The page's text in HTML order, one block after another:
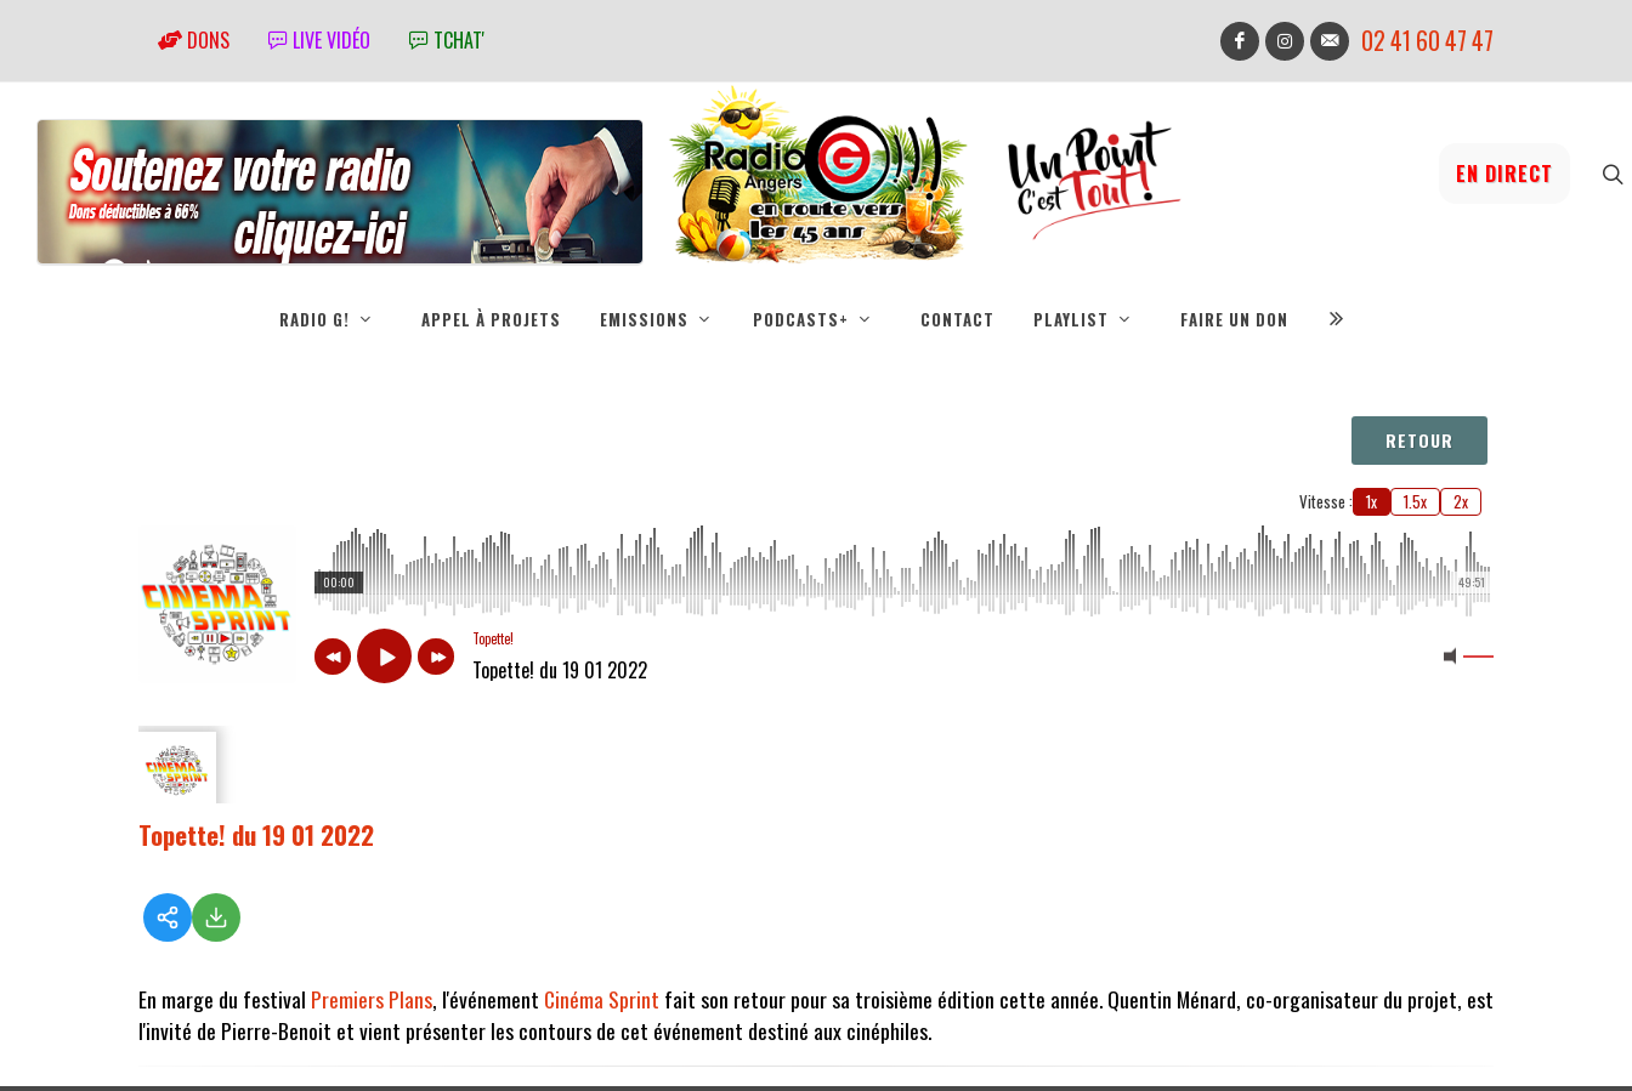
DONS LIVE VIDÉO TCHAT' 02 41 60 47 47
EN DIRECT
RADIO G! APPEL À PROJETS EMISSIONS PODCASTS+ CONTACT PLAYLIST FAIRE UN DON
RETOUR
Vitesse : 1x 1.5x 2x
49:51
00:00
Topette!
Topette! du 19 01 2022
Topette! du 19 01 2022
En marge du festival Premiers Plans, l'événement Cinéma Sprint fait son retour pour sa troisième édition cette année. Quentin Ménard, co-organisateur du projet, est
l'invité de Pierre-Benoit et vient présenter les contours de cet événement destiné aux cinéphiles.